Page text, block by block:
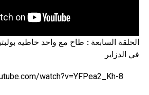
الحلقة السابعة : طاح مع واحد خاطيه
في الدزاير
watch?v=YFPea2_Kh-8